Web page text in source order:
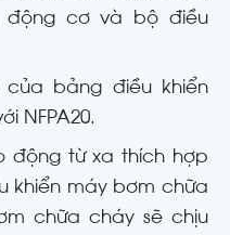
động cơ và bộ điều
bảng điều khiển
NFPA20.
động từ xa thích hợp
khiển máy bơm chữa
chữa cháy sẽ chịu